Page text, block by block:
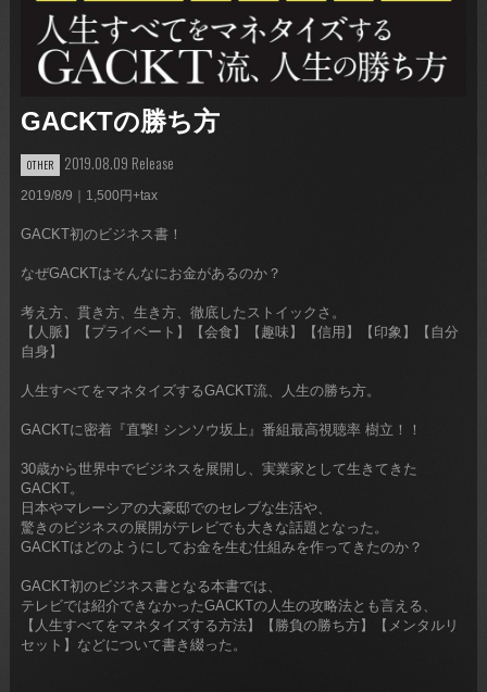
GACKTの勝ち方
OTHER 2019.08.09 Release
2019/8/9｜1,500円+tax
GACKT初のビジネス書！
なぜGACKTはそんなにお金があるのか？
考え方、貫き方、生き方、徹底したストイックさ。
【人脈】【プライベート】【会食】【趣味】【信用】【印象】【自分
自身】
人生すべてをマネタイズするGACKT流、人生の勝ち方。
GACKTに密着『直撃! シンソウ坂上』番組最高視聴率 樹立！！
30歳から世界中でビジネスを展開し、実業家として生きてきた
GACKT。
日本やマレーシアの大豪邸でのセレブな生活や、
驚きのビジネスの展開がテレビでも大きな話題となった。
GACKTはどのようにしてお金を生む仕組みを作ってきたのか？
GACKT初のビジネス書となる本書では、
テレビでは紹介できなかったGACKTの人生の攻略法とも言える、
【人生すべてをマネタイズする方法】【勝負の勝ち方】【メンタルリ
セット】などについて書き綴った。